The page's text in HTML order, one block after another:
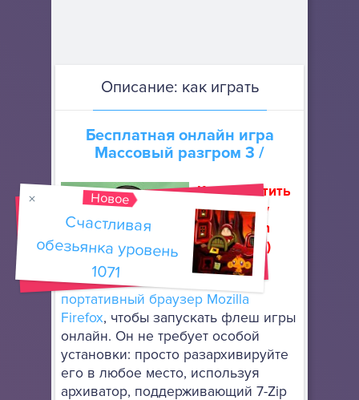
Описание: как играть
Бесплатная онлайн игра
Массовый разгром 3 /
Как запустить
флеш игру
(How to run
flash game)
Скачайте
портативный браузер Mozilla
Firefox, чтобы запускать флеш игры
онлайн. Он не требует особой
установки: просто разархивируйте
его в любое место, используя
архиватор, поддерживающий 7-Zip
Новое
Счастливая
обезьянка уровень
1071